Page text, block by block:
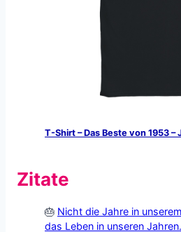
T-Shirt – Das Beste von 1953 –
Zitate
Nicht die Jahre in
das Leben in unseren Jahren.